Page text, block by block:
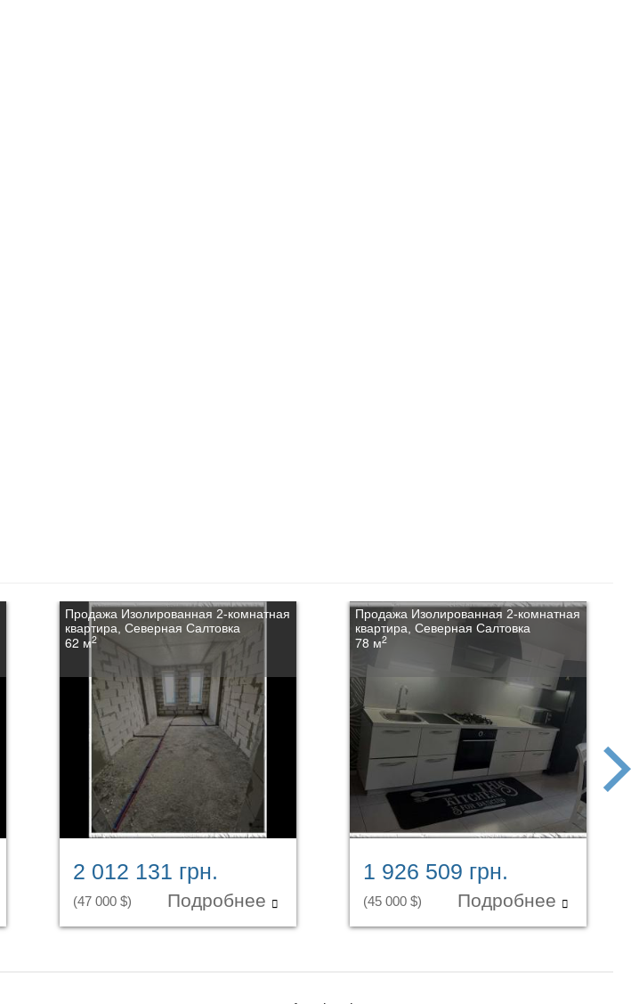
Продажа Изолированная 2-комнатная
квартира, Северная Салтовка
62 м2
2 012 131 грн.
(47 000 $) Подробнее
Продажа Изолированная 2-комнатная
квартира, Северная Салтовка
78 м2
1 926 509 грн.
(45 000 $) Подробнее
next